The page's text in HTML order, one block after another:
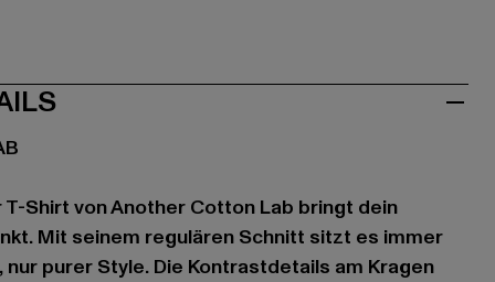
T-Shirt von Another Cotton Lab bringt dein
Mit seinem regulären Schnitt sitzt es immer
purer Style. Die Kontrastdetails am Kragen